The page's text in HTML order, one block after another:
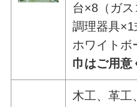
台×8（ガス
調理器具×1
ホワイトボ
巾はご用意
木工、革工